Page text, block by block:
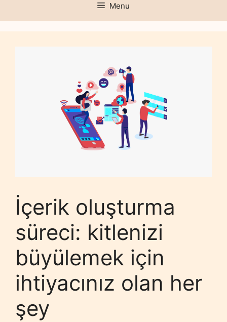
Menu
İçerik oluşturma
süreci: kitlenizi
büyülemek için
ihtiyacınız olan her
şey